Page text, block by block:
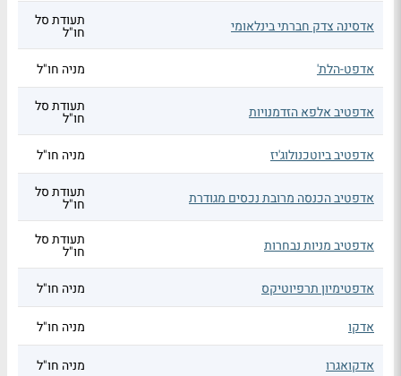
אדסינה צדק חברתי בינלאומי תעודת סל
חו"ל
אדפט-הלת'
מניה חו"ל
אדפטיב אלפא הזדמנויות תעודת סל
חו"ל
אדפטיב ביוטכנולוג'יז
מניה חו"ל
אדפטיב הכנסה מרובת נכסים מגודרת תעודת סל
חו"ל
אדפטיב מניות נבחרות תעודת סל
חו"ל
אדפטימיון תרפיוטיקס
מניה חו"ל
אדקו מניה חו"ל
אדקואגרו מניה חו"ל